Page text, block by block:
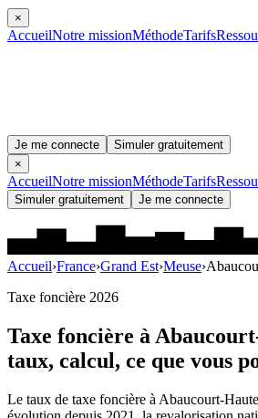
×
AccueilNotre missionMéthodeTarifs
Je me connecte
Simuler gratuitement
×
AccueilNotre missionMéthodeTarifs
Simuler gratuitement Je me connecte
Accueil›France›Grand Est›Meuse›
Taxe foncière 2026
Taxe foncière à
taux, calcul, ce que vous
Le taux de taxe foncière à Abaucourt-